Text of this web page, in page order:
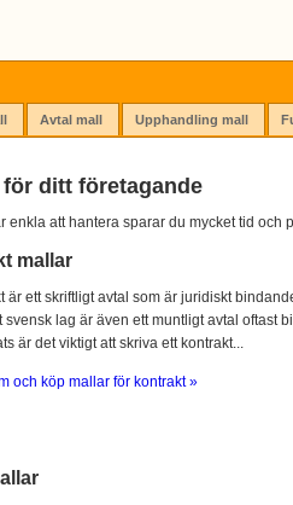
Avtal mall Upphandling mall
ditt företagande
enkla att hantera sparar du mycket tid och
mallar
är ett skriftligt avtal som är juridiskt
svensk lag är även ett muntligt avtal oftast
är det viktigt att skriva ett kontrakt...
och köp mallar för kontrakt »